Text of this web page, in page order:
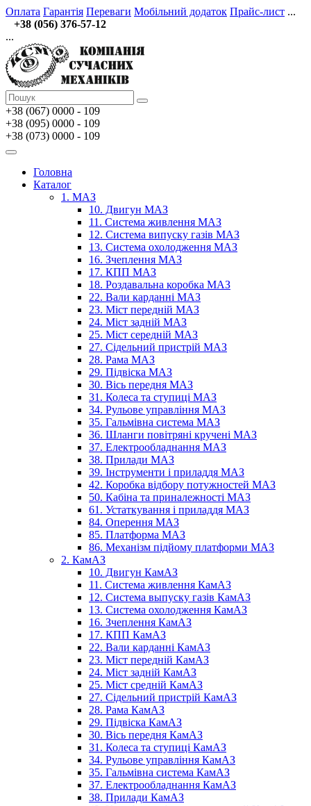
Оплата Гарантія Переваги Мобільний додаток Прайс-лист ...
+38 (056) 376-57-12
...
+38 (067) 0000 - 109
+38 (095) 0000 - 109
+38 (073) 0000 - 109
Головна
Каталог
1. МАЗ
10. Двигун МАЗ
11. Система живлення МАЗ
12. Система випуску газів МАЗ
13. Система охолодження МАЗ
16. Зчеплення МАЗ
17. КПП МАЗ
18. Роздавальна коробка МАЗ
22. Вали карданні МАЗ
23. Міст передній МАЗ
24. Міст задній МАЗ
25. Міст середній МАЗ
27. Сідельний пристрій МАЗ
28. Рама МАЗ
29. Підвіска МАЗ
30. Вісь передня МАЗ
31. Колеса та ступиці МАЗ
34. Рульове управління МАЗ
35. Гальмівна система МАЗ
36. Шланги повітряні кручені МАЗ
37. Електрообладнання МАЗ
38. Прилади МАЗ
39. Інструменти і приладдя МАЗ
42. Коробка відбору потужностей МАЗ
50. Кабіна та приналежності МАЗ
61. Устаткування і приладдя МАЗ
84. Оперення МАЗ
85. Платформа МАЗ
86. Механізм підйому платформи МАЗ
2. КамАЗ
10. Двигун КамАЗ
11. Система живлення КамАЗ
12. Система выпуску газів КамАЗ
13. Система охолодження КамАЗ
16. Зчеплення КамАЗ
17. КПП КамАЗ
22. Вали карданні КамАЗ
23. Міст передній КамАЗ
24. Міст задній КамАЗ
25. Міст средній КамАЗ
27. Сідельний пристрій КамАЗ
28. Рама КамАЗ
29. Підвіска КамАЗ
30. Вісь передня КамАЗ
31. Колеса та ступиці КамАЗ
34. Рульове управління КамАЗ
35. Гальмівна система КамАЗ
37. Електрообладнання КамАЗ
38. Прилади КамАЗ